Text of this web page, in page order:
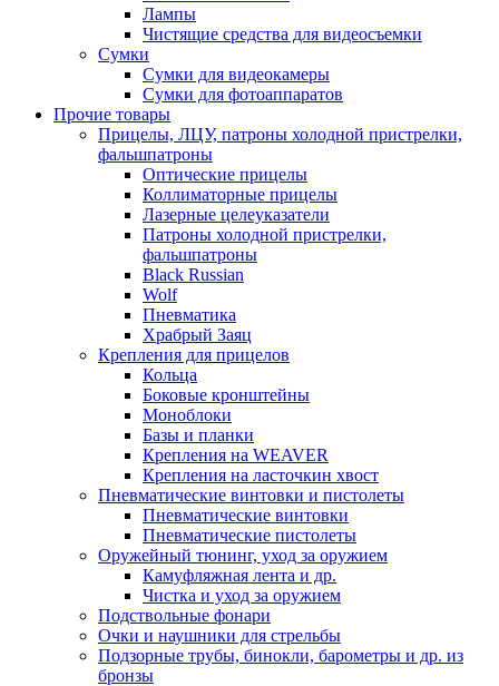
Лампы
Чистящие средства для видеосъемки
Сумки
Сумки для видеокамеры
Сумки для фотоаппаратов
Прочие товары
Прицелы, ЛЦУ, патроны холодной пристрелки,
фальшпатроны
Оптические прицелы
Коллиматорные прицелы
Лазерные целеуказатели
Патроны холодной пристрелки,
фальшпатроны
Black Russian
Wolf
Пневматика
Храбрый Заяц
Крепления для прицелов
Кольца
Боковые кронштейны
Моноблоки
Базы и планки
Крепления на WEAVER
Крепления на ласточкин хвост
Пневматические винтовки и пистолеты
Пневматические винтовки
Пневматические пистолеты
Оружейный тюнинг, уход за оружием
Камуфляжная лента и др.
Чистка и уход за оружием
Подствольные фонари
Очки и наушники для стрельбы
Подзорные трубы, бинокли, барометры и др. из
бронзы